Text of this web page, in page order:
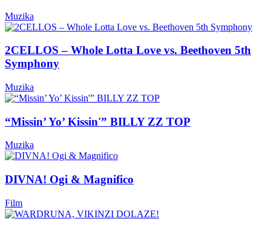
Muzika
2CELLOS – Whole Lotta Love vs. Beethoven 5th
Symphony
Muzika
“Missin’ Yo’ Kissin'” BILLY ZZ TOP
Muzika
DIVNA! Ogi & Magnifico
Film